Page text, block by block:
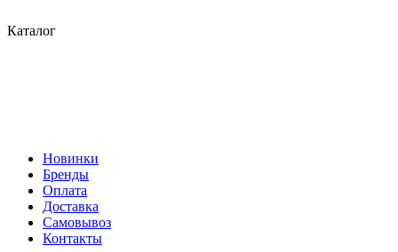
Каталог
Новинки
Бренды
Оплата
Доставка
Самовывоз
Контакты